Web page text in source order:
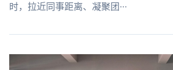
时，拉近同事距离、凝聚团···